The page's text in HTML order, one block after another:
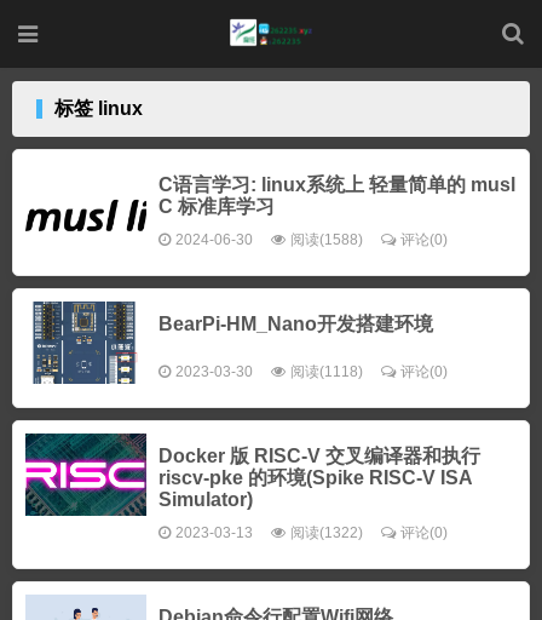
标签 linux
C语言学习: linux系统上 轻量简单的 musl
C 标准库学习
2024-06-30 阅读(1588) 评论(0)
BearPi-HM_Nano开发搭建环境
2023-03-30 阅读(1118) 评论(0)
Docker 版 RISC-V 交叉编译器和执行
riscv-pke 的环境(Spike RISC-V ISA
Simulator)
2023-03-13 阅读(1322) 评论(0)